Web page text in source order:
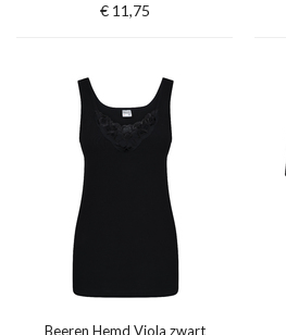
€ 11,75
Beeren Hemd Viola zwart